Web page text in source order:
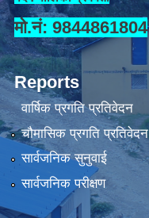
मो.नं: 9844861804
Reports
वार्षिक प्रगति प्रतिवेदन
चौमासिक प्रगति प्रतिवेदन
सार्वजनिक सुनुवाई
सार्वजनिक परीक्षण